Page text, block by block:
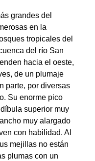
grandes del
en la
tropicales del
del río San
hacia el oeste,
de un plumaje
parte, por diversas
Su enorme pico
superior muy
muy alargado
con habilidad. Al
mejillas no están
plumas con un